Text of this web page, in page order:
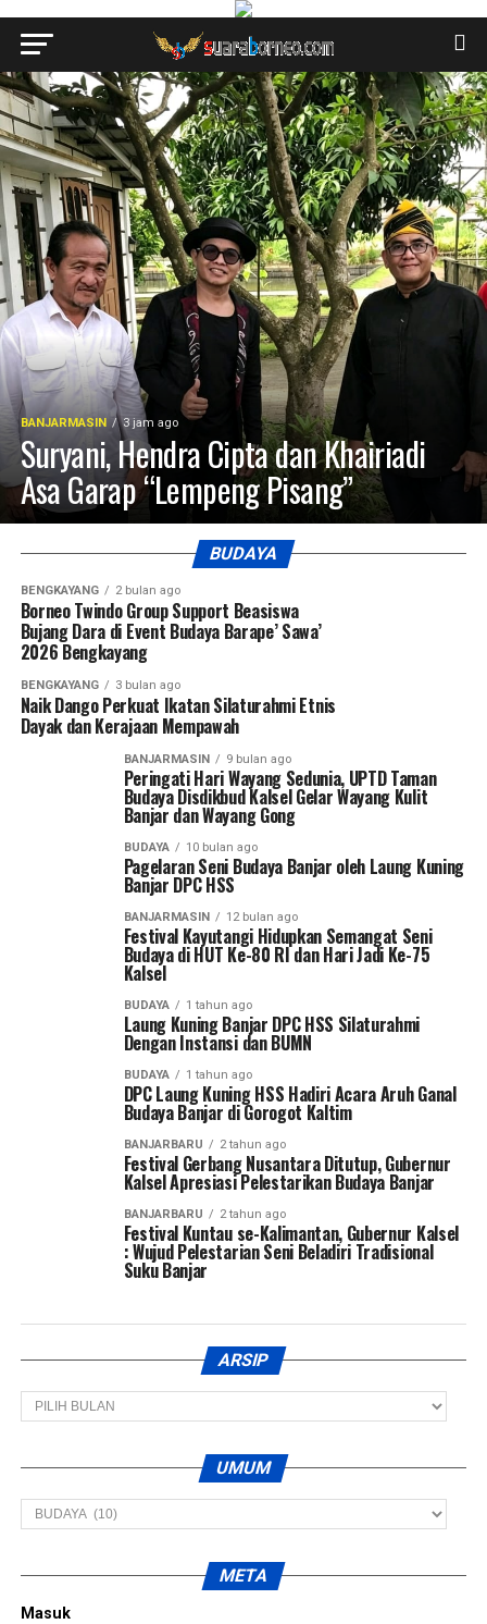
BANJARMASIN 3 jam ago
Suryani, Hendra Cipta dan Khairiadi
Asa Garap “Lempeng Pisang”
BUDAYA
BENGKAYANG 2 bulan ago
Borneo Twindo Group Support Beasiswa
Bujang Dara di Event Budaya Barape’ Sawa’
2026 Bengkayang
BENGKAYANG 3 bulan ago
Naik Dango Perkuat Ikatan Silaturahmi Etnis
Dayak dan Kerajaan Mempawah
BANJARMASIN 9 bulan ago
Peringati Hari Wayang Sedunia, UPTD Taman
Budaya Disdikbud Kalsel Gelar Wayang Kulit
Banjar dan Wayang Gong
BUDAYA 10 bulan ago
Pagelaran Seni Budaya Banjar oleh Laung Kuning
Banjar DPC HSS
BANJARMASIN 12 bulan ago
Festival Kayutangi Hidupkan Semangat Seni
Budaya di HUT Ke-80 RI dan Hari Jadi Ke-75
Kalsel
BUDAYA 1 tahun ago
Laung Kuning Banjar DPC HSS Silaturahmi
Dengan Instansi dan BUMN
BUDAYA 1 tahun ago
DPC Laung Kuning HSS Hadiri Acara Aruh Ganal
Budaya Banjar di Gorogot Kaltim
BANJARBARU 2 tahun ago
Festival Gerbang Nusantara Ditutup, Gubernur
Kalsel Apresiasi Pelestarikan Budaya Banjar
BANJARBARU 2 tahun ago
Festival Kuntau se-Kalimantan, Gubernur Kalsel
: Wujud Pelestarian Seni Beladiri Tradisional
Suku Banjar
ARSIP
Arsip
UMUM
Umum
META
Masuk